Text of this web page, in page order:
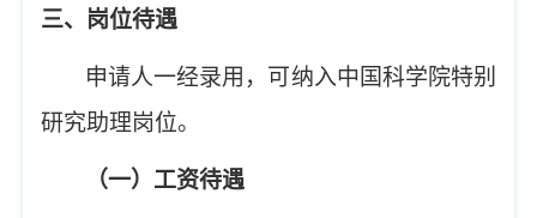
三、岗位待遇
申请人一经录用，可纳入中国科学院特别
研究助理岗位。
（一）工资待遇